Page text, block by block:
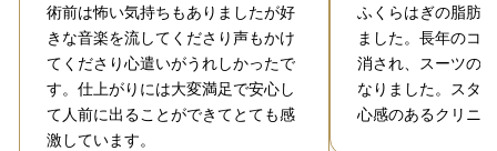
術前は怖い気持ちもありましたが好
きな音楽を流してくださり声もかけ
てくださり心遣いがうれしかったで
す。仕上がりには大変満足で安心し
て人前に出ることができてとても感
激しています。
ふくらはぎの脂肪
ました。長年のコ
消され、スーツの
なりました。スタ
心感のあるクリニ